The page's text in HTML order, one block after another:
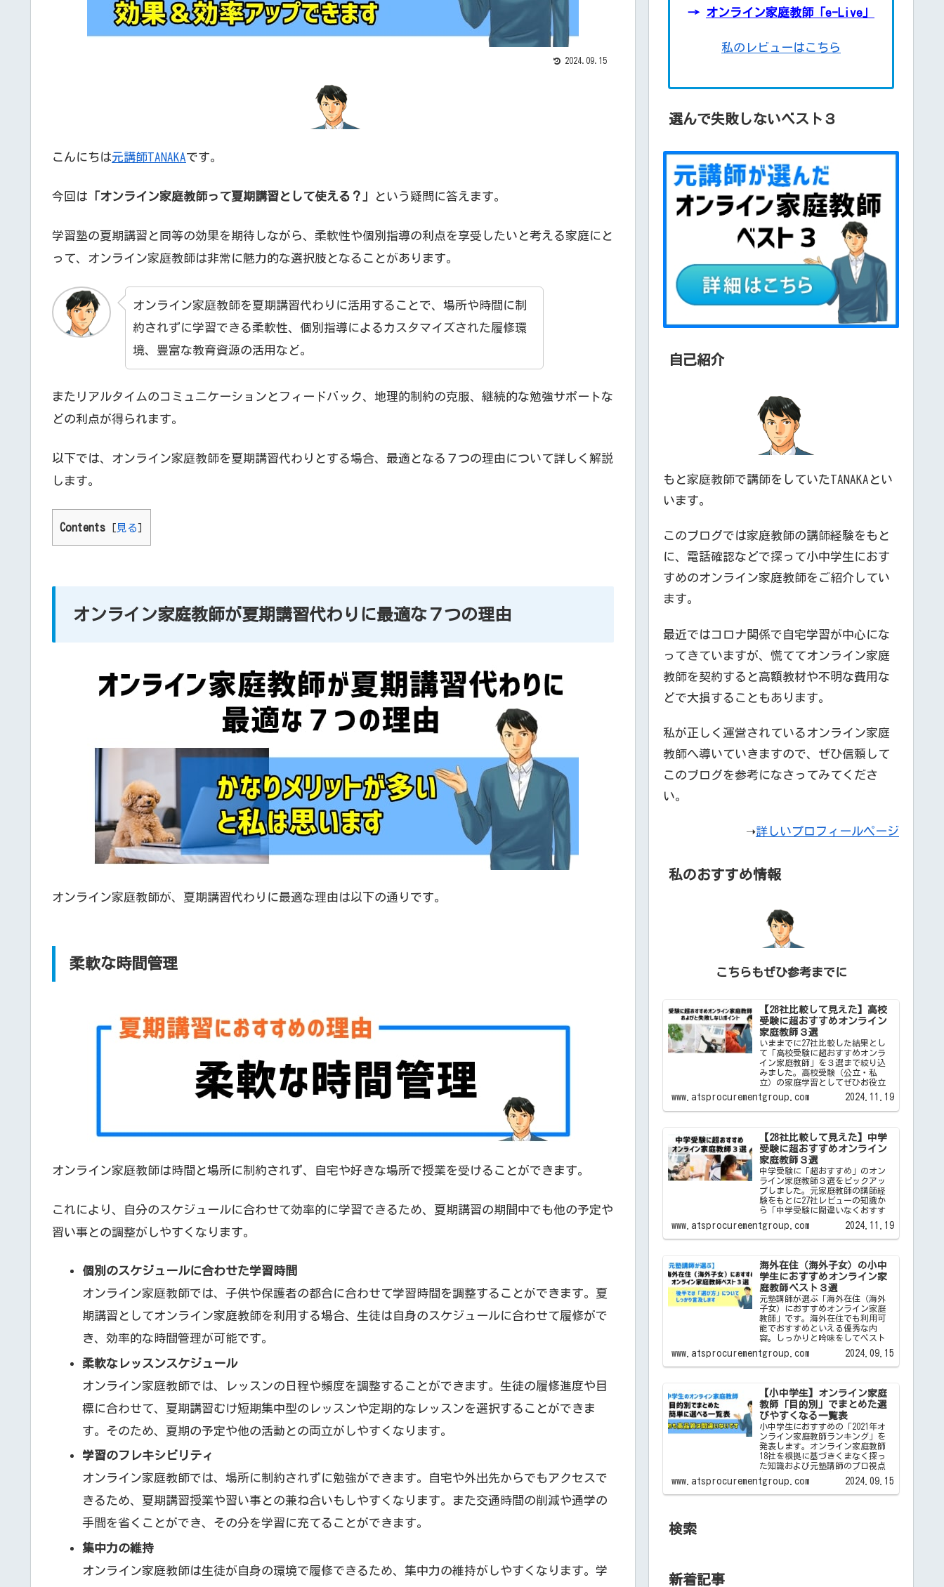
2024.09.15
こんにちは元講師TANAKAです。
今回は 「オンライン家庭教師って夏期講習として使える？」 という疑問に答えます。
学習塾の夏期講習と同等の効果を期待しながら、柔軟性や個別指導の利点を享受したいと考える家庭にと
って、オンライン家庭教師は非常に魅力的な選択肢となることがあります。
オンライン家庭教師を夏期講習代わりに活用することで、場所や時間に制
約されずに学習できる柔軟性、個別指導によるカスタマイズされた履修環
境、豊富な教育資源の活用など。
またリアルタイムのコミュニケーションとフィードバック、地理的制約の克服、継続的な勉強サポートな
どの利点が得られます。
以下では、オンライン家庭教師を夏期講習代わりとする場合、最適となる７つの理由について詳しく解説
します。
Contents [ 見る ]
オンライン家庭教師が夏期講習代わりに最適な７つの理由
オンライン家庭教師が、夏期講習代わりに最適な理由は以下の通りです。
柔軟な時間管理
オンライン家庭教師は時間と場所に制約されず、自宅や好きな場所で授業を受けることができます。
これにより、自分のスケジュールに合わせて効率的に学習できるため、夏期講習の期間中でも他の予定や
習い事との調整がしやすくなります。
個別のスケジュールに合わせた学習時間
オンライン家庭教師では、子供や保護者の都合に合わせて学習時間を調整することができます。夏
期講習としてオンライン家庭教師を利用する場合、生徒は自身のスケジュールに合わせて履修がで
き、効率的な時間管理が可能です。
柔軟なレッスンスケジュール
オンライン家庭教師では、レッスンの日程や頻度を調整することができます。生徒の履修進度や目
標に合わせて、夏期講習むけ短期集中型のレッスンや定期的なレッスンを選択することができま
す。そのため、夏期の予定や他の活動との両立がしやすくなります。
学習のフレキシビリティ
オンライン家庭教師では、場所に制約されずに勉強ができます。自宅や外出先からでもアクセスで
きるため、夏期講習授業や習い事との兼ね合いもしやすくなります。また交通時間の削減や通学の
手間を省くことができ、その分を学習に充てることができます。
集中力の維持
オンライン家庭教師は生徒が自身の環境で履修できるため、集中力の維持がしやすくなります。学
→ オンライン家庭教師「e-Live」
私のレビューはこちら
選んで失敗しないベスト３
自己紹介
もと家庭教師で講師をしていたTANAKAとい
います。
このブログでは家庭教師の講師経験をもと
に、電話確認などで探って小中学生におす
すめのオンライン家庭教師をご紹介してい
ます。
最近ではコロナ関係で自宅学習が中心にな
ってきていますが、慌ててオンライン家庭
教師を契約すると高額教材や不明な費用な
どで大損することもあります。
私が正しく運営されているオンライン家庭
教師へ導いていきますので、ぜひ信頼して
このブログを参考になさってみてくださ
い。
➝詳しいプロフィールページ
私のおすすめ情報
こちらもぜひ参考までに
【28社比較して見えた】高校
受験に超おすすめオンライン
家庭教師３選
いままでに27社比較した結果とし
て「高校受験に超おすすめオンラ
イン家庭教師」を３選まで絞り込
みました。高校受験（公立・私
立）の家庭学習としてぜひお役立
てください。
www.atsprocurementgroup.com 2024.11.19
【28社比較して見えた】中学
受験に超おすすめオンライン
家庭教師３選
中学受験に「超おすすめ」のオン
ライン家庭教師３選をピックアッ
プしました。元家庭教師の講師経
験をもとに27社レビューの知識か
ら「中学受験に間違いなくおすす
め」といえるオンライン家庭教師
のみです。
www.atsprocurementgroup.com 2024.11.19
海外在住（海外子女）の小中
学生におすすめオンライン家
庭教師ベスト３選
元塾講師が選ぶ「海外在住（海外
子女）におすすめオンライン家庭
教師」です。海外在住でも利用可
能でおすすめといえる優秀な内
容。しっかりと吟味をしてベスト
３選に絞り込みました。
www.atsprocurementgroup.com 2024.09.15
【小中学生】オンライン家庭
教師「目的別」でまとめた選
びやすくなる一覧表
小中学生におすすめの「2021年オ
ンライン家庭教師ランキング」を
発表します。オンライン家庭教師
18社を根拠に基づきくまなく探っ
た知識および元塾講師のプロ視点
から極めて高い健全性を有するラ
ンキングです。
www.atsprocurementgroup.com 2024.09.15
検索
新着記事